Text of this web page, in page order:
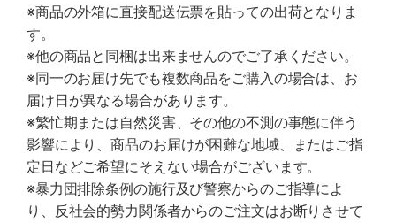
※商品の外箱に直接配送伝票を貼っての出荷となりま
す。
※他の商品と同梱は出来ませんのでご了承ください。
※同一のお届け先でも複数商品をご購入の場合は、お
届け日が異なる場合があります。
※繁忙期または自然災害、その他の不測の事態に伴う
影響により、商品のお届けが困難な地域、またはご指
定日などご希望にそえない場合がございます。
※暴力団排除条例の施行及び警察からのご指導によ
り、反社会的勢力関係者からのご注文はお断りさせて